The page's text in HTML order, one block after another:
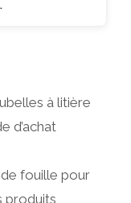
à litière
d’achat
fouille pour
produits